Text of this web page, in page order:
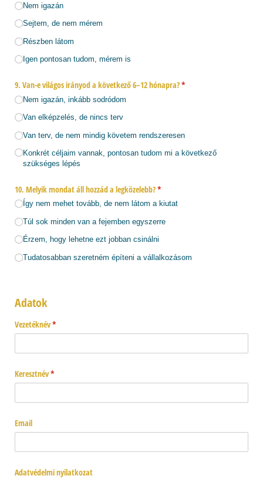
Nem igazán
Sejtem, de nem mérem
Részben látom
Igen pontosan tudom, mérem is
9. Van-e világos irányod a következő 6–12 hónapra?*
(megadása kötelező)
Nem igazán, inkább sodródom
Van elképzelés, de nincs terv
Van terv, de nem mindig követem rendszeresen
Konkrét céljaim vannak, pontosan tudom mi a következő
szükséges lépés
10. Melyik mondat áll hozzád a legközelebb?*
(megadása kötelező)
Így nem mehet tovább, de nem látom a kiutat
Túl sok minden van a fejemben egyszerre
Érzem, hogy lehetne ezt jobban csinálni
Tudatosabban szeretném építeni a vállalkozásom
Adatok
Vezetéknév*
(megadása kötelező)
Keresztnév*
(megadása kötelező)
Email
Adatvédelmi nyilatkozat